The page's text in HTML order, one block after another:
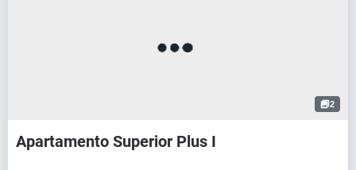
2
Apartamento Superior Plus I